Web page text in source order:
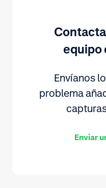
equipo
Envíanos
problema
Enviar